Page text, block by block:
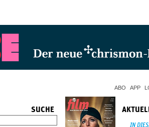
ABO APP
SUCHE
IN